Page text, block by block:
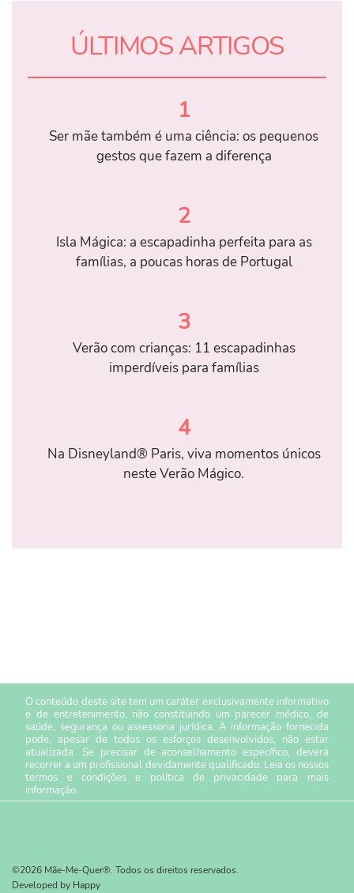
ÚLTIMOS ARTIGOS
1
Ser mãe também é uma ciência: os pequenos
gestos que fazem a diferença
2
Isla Mágica: a escapadinha perfeita para as
famílias, a poucas horas de Portugal
3
Verão com crianças: 11 escapadinhas
imperdíveis para famílias
4
Na Disneyland® Paris, viva momentos únicos
neste Verão Mágico.
O conteúdo deste site tem um caráter exclusivamente informativo
e de entretenimento, não constituindo um parecer médico, de
saúde, segurança ou assessoria jurídica. A informação fornecida
pode, apesar de todos os esforços desenvolvidos, não estar
atualizada. Se precisar de aconselhamento específico, deverá
recorrer a um profissional devidamente qualificado. Leia os nossos
termos e condiçõese política de privacidade para mais
informação.
©2026 Mãe-Me-Quer®. Todos os direitos reservados.
Developed by Happy